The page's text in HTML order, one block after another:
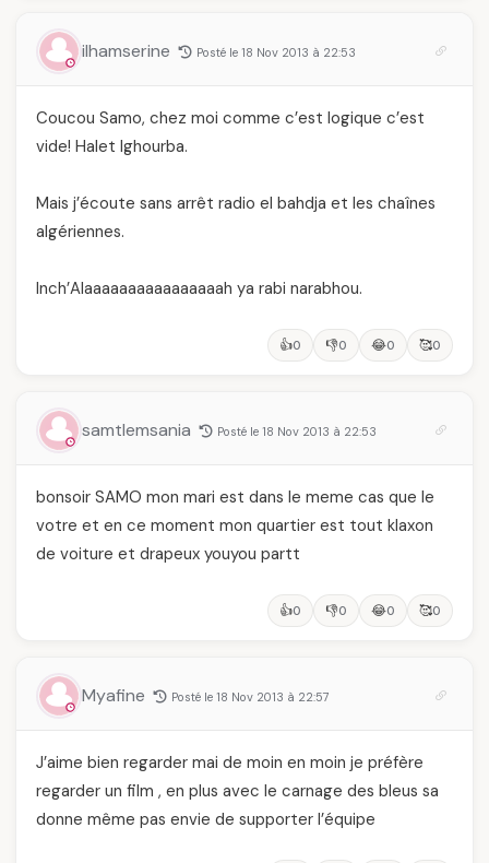
ilhamserine Posté le 18 Nov 2013 à 22:53
Coucou Samo, chez moi comme c’est logique c’est
vide! Halet lghourba.
Mais j’écoute sans arrêt radio el bahdja et les chaînes
algériennes.
Inch’Alaaaaaaaaaaaaaaaah ya rabi narabhou.
👍0 👎0 😂0 🥰0
samtlemsania Posté le 18 Nov 2013 à 22:53
bonsoir SAMO mon mari est dans le meme cas que le
votre et en ce moment mon quartier est tout klaxon
de voiture et drapeux youyou partt
👍0 👎0 😂0 🥰0
Myafine Posté le 18 Nov 2013 à 22:57
J’aime bien regarder mai de moin en moin je préfère
regarder un film , en plus avec le carnage des bleus sa
donne même pas envie de supporter l’équipe